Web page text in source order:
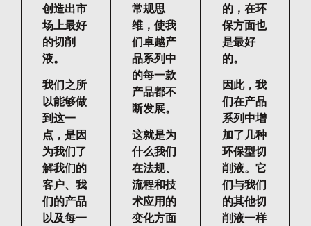
创造出市
场上最好
的切削
液。
我们之所
以能够做
到这一
点，是因
为我们了
解我们的
客户、我
们的产品
以及每一
常规思
维，使我
们卓越产
品系列中
的每一款
产品都不
断发展。
这就是为
什么我们
在法规、
流程和技
术应用的
变化方面
的，在环
保方面也
是最好
的。
因此，我
们在产品
系列中增
加了几种
环保型切
削液。它
们与我们
的其他切
削液一样